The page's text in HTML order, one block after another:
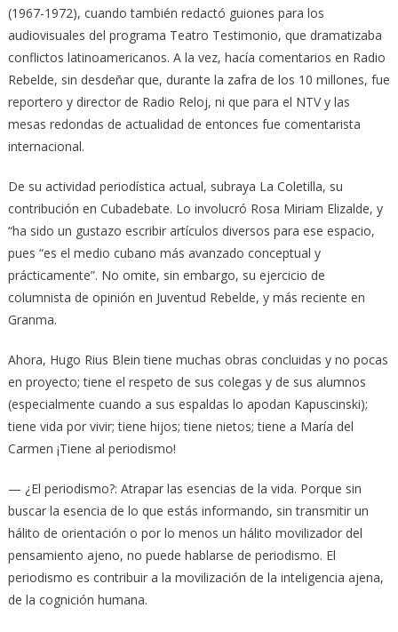
(1967-1972), cuando también redactó guiones para los
audiovisuales del programa Teatro Testimonio, que dramatizaba
conflictos latinoamericanos. A la vez, hacía comentarios en Radio
Rebelde, sin desdeñar que, durante la zafra de los 10 millones, fue
reportero y director de Radio Reloj, ni que para el NTV y las
mesas redondas de actualidad de entonces fue comentarista
internacional.
De su actividad periodística actual, subraya La Coletilla, su
contribución en Cubadebate. Lo involucró Rosa Miriam Elizalde, y
“ha sido un gustazo escribir artículos diversos para ese espacio,
pues “es el medio cubano más avanzado conceptual y
prácticamente”. No omite, sin embargo, su ejercicio de
columnista de opinión en Juventud Rebelde, y más reciente en
Granma.
Ahora, Hugo Rius Blein tiene muchas obras concluidas y no pocas
en proyecto; tiene el respeto de sus colegas y de sus alumnos
(especialmente cuando a sus espaldas lo apodan Kapuscinski);
tiene vida por vivir; tiene hijos; tiene nietos; tiene a María del
Carmen ¡Tiene al periodismo!
— ¿El periodismo?: Atrapar las esencias de la vida. Porque sin
buscar la esencia de lo que estás informando, sin transmitir un
hálito de orientación o por lo menos un hálito movilizador del
pensamiento ajeno, no puede hablarse de periodismo. El
periodismo es contribuir a la movilización de la inteligencia ajena,
de la cognición humana.